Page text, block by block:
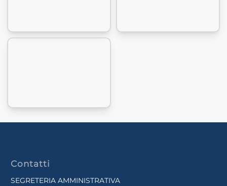
Contatti
SEGRETERIA AMMINISTRATIVA